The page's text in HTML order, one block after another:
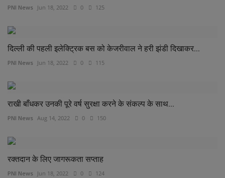
PNI News Jun 18, 2022 0 125
दिल्ली की पहली इलेक्ट्रिक बस को केजरीवाल ने हरी झंडी दिखाकर...
PNI News Jun 18, 2022 0 115
राखी बाँधकर उनकी पूरे वर्ष सुरक्षा करने के संकल्प के साथ...
PNI News Aug 14, 2022 0 150
रक्तदान के लिए जागरूकता सप्ताह
PNI News Jun 18, 2022 0 124